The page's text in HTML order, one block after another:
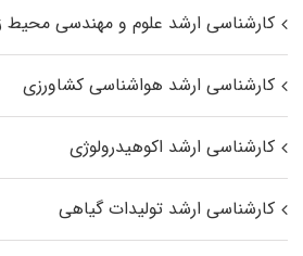
کارشناسی ارشد علوم و مهندسی
کارشناسی ارشد هواشناسی کشاورزی
کارشناسی ارشد اکوهیدرولوژی
کارشناسی ارشد تولیدات گیاهی